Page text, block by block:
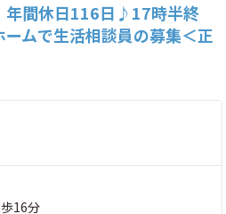
年間休日116日♪17時半終
ムで生活相談員の募集＜正
16分